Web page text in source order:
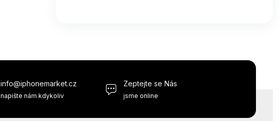
info@iphonemarket.cz
napište nám kdykoliv
Zeptejte se Nás
jsme online